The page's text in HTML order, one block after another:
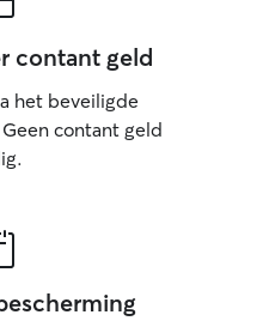
contant geld
het beveiligde
contant geld